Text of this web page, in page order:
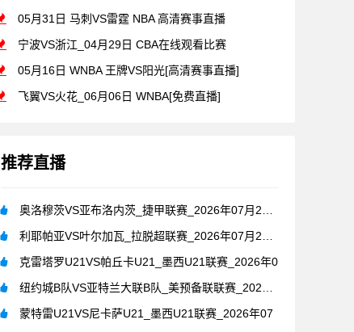
05月31日 马刺VS雷霆 NBA 高清赛事直播
宁波VS浙江_04月29日 CBA在线观看比赛
05月16日 WNBA 王牌VS阳光[高清赛事直播]
飞翼VS火花_06月06日 WNBA[免费直播]
推荐直播
奥洛穆茨VS亚布洛内茨_捷甲联赛_2026年07月26日
利耶帕亚VS叶尔加瓦_拉脱超联赛_2026年07月26日
克雷塔罗U21VS帕丘卡U21_墨西U21联赛_2026年0
纽约城B队VS亚特兰大联B队_美预备联联赛_2026年07月
蒙特雷U21VS尼卡萨U21_墨西U21联赛_2026年07